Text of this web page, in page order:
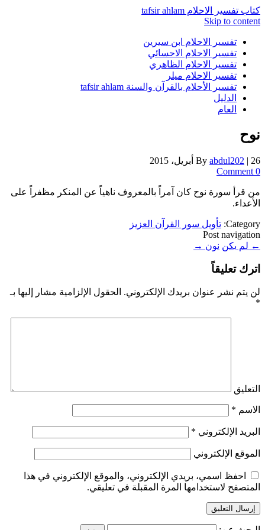
كتاب تفسير الاحلام tafsir ahlam
Skip to content
تفسير الاحلام ابن سيرين
تفسير الاحلام الاحسائي
تفسير الاحلام الظاهري
تفسير الاحلام ميلر
تفسير الأحلام بالقرآن والسنة tafsir ahlam
الدليل
العام
نوح
By abdul202 | 26 أبريل، 2015
0 Comment
من قرأ سورة نوح كان آمراً بالمعروف ناهياً عن المنكر مظفراً على
الأعداء.
Category: تأويل سور القرآن العزيز
Post navigation
← لم يكن نون →
اترك تعليقاً
لن يتم نشر عنوان بريدك الإلكتروني. الحقول الإلزامية مشار إليها بـ
*
التعليق
الاسم *
البريد الإلكتروني *
الموقع الإلكتروني
احفظ اسمي، بريدي الإلكتروني، والموقع الإلكتروني في هذا
المتصفح لاستخدامها المرة المقبلة في تعليقي.